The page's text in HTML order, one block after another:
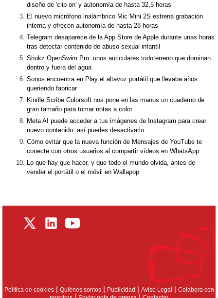
diseño de 'clip on' y autonomía de hasta 32,5 horas
El nuevo micrófono inalámbrico Mic Mini 2S estrena grabación
interna y ofrecen autonomía de hasta 28 horas
Telegram desaparece de la App Store de Apple durante unas horas
tras detectar contenido de abuso sexual infantil
Shokz OpenSwim Pro: unos auriculares todoterreno que dominan
dentro y fuera del agua
Sonos encuentra en Play el altavoz portátil que llevaba años
queriendo fabricar
Kindle Scribe Colorsoft nos pone en las manos un cuaderno de
gran tamaño para tomar notas a color
Meta AI puede acceder a tus imágenes de Instagram para crear
nuevo contenido: así puedes desactivarlo
Cómo evitar que la nueva función de Mensajes de YouTube te
conecte con otros usuarios al compartir vídeos en WhatsApp
Lo que hay que hacer, y que todo el mundo olvida, antes de
vender el portátil o el móvil en Wallapop
Política de cookies| Quiénes somos| Publicidad | Aviso Legal | Colabora con